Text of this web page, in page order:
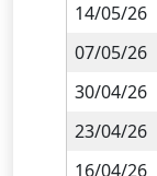
14/05/26
07/05/26
30/04/26
23/04/26
16/04/26